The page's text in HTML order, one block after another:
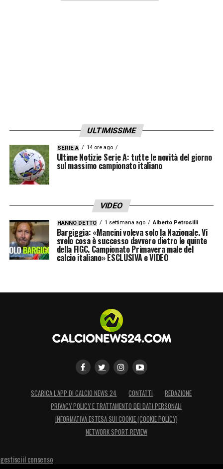
ULTIMISSIME
SERIE A 14 ore ago
Ultime Notizie Serie A: tutte le novità del giorno
sul massimo campionato italiano
VIDEO
HANNO DETTO 1 settimana ago Alberto Petrosilli
Bargiggia: «Mancini voleva solo la Nazionale. Vi
svelo cosa è successo davvero dietro le quinte
della FIGC. Campionato Primavera male del
calcio italiano» ESCLUSIVA e VIDEO
SCARICA L’APP DI CALCIO NEWS 24 CONTATTI
REDAZIONE
PRIVACY POLICY E TRATTAMENTO DEI DATI PERSONALI
INFORMATIVA ESTESA SUI COOKIE (COOKIE POLICY)
NETWORK SPORT REVIEW
gestisci il consenso